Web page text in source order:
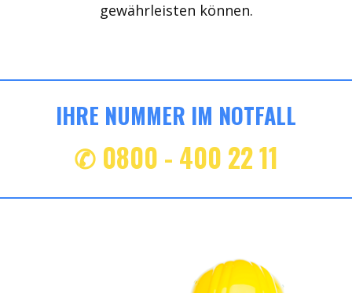
gewährleisten können.
IHRE NUMMER IM NOTFALL
✆ 0800 - 400 22 11